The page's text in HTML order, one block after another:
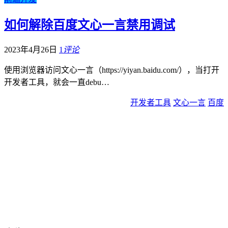
如何解除百度文心一言禁用调试
2023年4月26日 1 评论
使用浏览器访问文心一言（https://yiyan.baidu.com/），当打开
开发者工具，就会一直debu…
开发者工具 文心一言 百度